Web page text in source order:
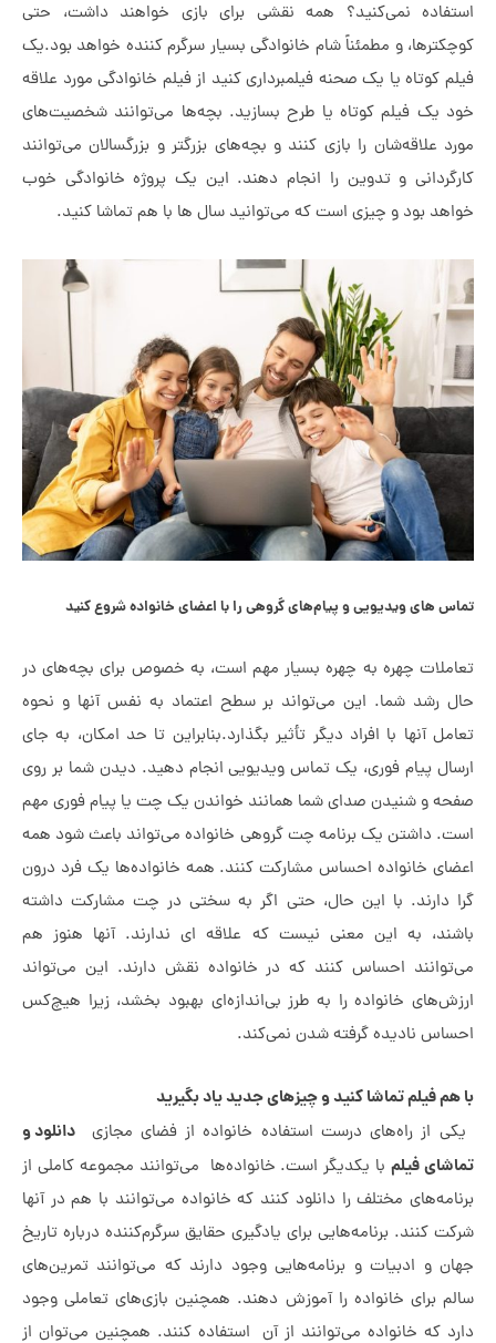
نمی‌کنید؟ همه نقشی برای بازی خواهند داشت، حتی
و مطمئناً شام خانوادگی بسیار سرگرم کننده خواهد بود.یک
یا یک صحنه فیلمبرداری کنید از فیلم خانوادگی مورد علاقه
کوتاه یا طرح بسازید. بچه‌ها می‌توانند شخصیت‌های
را بازی کنند و بچه‌های بزرگتر و بزرگسالان می‌توانند
و تدوین را انجام دهند. این یک پروژه خانوادگی خوب
و چیزی است که می‌توانید سال ها با هم تماشا کنید.
ویدیویی و پیام‌های گروهی را با اعضای خانواده شروع کنید
چهره به چهره بسیار مهم است، به خصوص برای بچه‌های در
شما. این می‌تواند بر سطح اعتماد به نفس آنها و نحوه
با افراد دیگر تأثیر بگذارد.بنابراین تا حد امکان، به جای
فوری، یک تماس ویدیویی انجام دهید. دیدن شما بر روی
صدای شما همانند خواندن یک چت یا پیام فوری مهم
یک برنامه چت گروهی خانواده می‌تواند باعث شود همه
احساس مشارکت کنند. همه خانواده‌ها یک فرد درون
با این حال، حتی اگر به سختی در چت مشارکت داشته
به این معنی نیست که علاقه ای ندارند. آنها هنوز هم
احساس کنند که در خانواده نقش دارند. این می‌تواند
خانواده را به طرز بی‌اندازه‌ای بهبود بخشد، زیرا هیچ‌کس
گرفته شدن نمی‌کند.
تماشا کنید و چیزهای جدید یاد بگیرید
درست استفاده خانواده از فضای مجازیدانلود و
با یکدیگر است. خانواده‌ها می‌توانند مجموعه کاملی از
مختلف را دانلود کنند که خانواده می‌توانند با هم در آنها
برنامه‌هایی برای یادگیری حقایق سرگرم‌کننده درباره تاریخ
و برنامه‌هایی وجود دارند که می‌توانند تمرین‌های
خانواده را آموزش دهند. همچنین بازی‌های تعاملی وجود
خانواده می‌توانند از آن استفاده کنند. همچنین می‌توان از